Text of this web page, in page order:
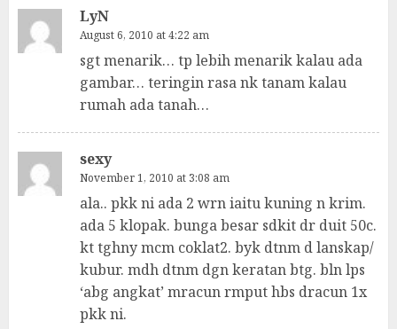
LyN
August 6, 2010 at 4:22 am
sgt menarik… tp lebih menarik kalau ada
gambar… teringin rasa nk tanam kalau
rumah ada tanah…
sexy
November 1, 2010 at 3:08 am
ala.. pkk ni ada 2 wrn iaitu kuning n krim.
ada 5 klopak. bunga besar sdkit dr duit 50c.
kt tghny mcm coklat2. byk dtnm d lanskap/
kubur. mdh dtnm dgn keratan btg. bln lps
‘abg angkat’ mracun rmput hbs dracun 1x
pkk ni.